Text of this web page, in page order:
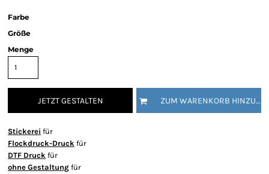
Farbe
Größe
Menge
JETZT GESTALTEN ZUM WARENKORB HINZUFÜGEN
Stickerei für
Flockdruck-Druck für
DTF Druck für
ohne Gestaltung für